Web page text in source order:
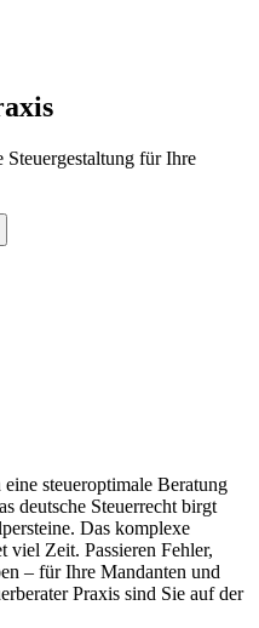
für Ihre
steueroptimale Beratung
deutsche Steuerrecht birgt
Das komplexe
viel Zeit. Passieren Fehler,
– für Ihre Mandanten und
Praxis sind Sie auf der